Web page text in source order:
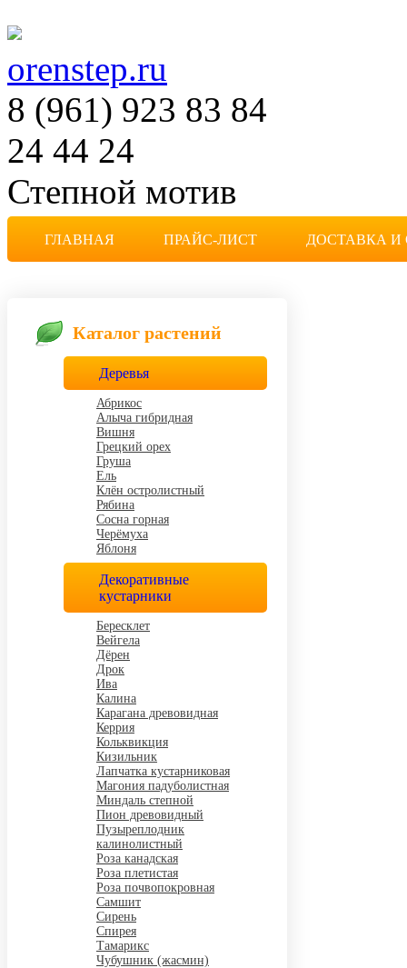
orenstep.ru
8 (961) 923 83 84
24 44 24
Степной мотив
Частная коллекция
ГЛАВНАЯ ПРАЙС-ЛИСТ ДОСТАВКА И
Каталог растений
Деревья
Абрикос
Алыча гибридная
Вишня
Грецкий орех
Груша
Ель
Клён остролистный
Рябина
Сосна горная
Черёмуха
Яблоня
Декоративные
кустарники
Бересклет
Вейгела
Дёрен
Дрок
Ива
Калина
Карагана древовидная
Керрия
Кольквикция
Кизильник
Лапчатка кустарниковая
Магония падуболистная
Миндаль степной
Пион древовидный
Пузыреплодник
калинолистный
Роза канадская
Роза плетистая
Роза почвопокровная
Самшит
Сирень
Спирея
Тамарикс
Чубушник (жасмин)